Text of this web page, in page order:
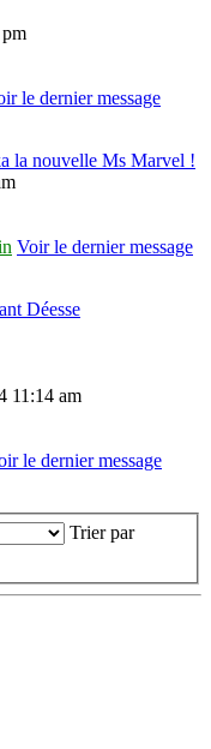
le dernier message
la nouvelle Ms Marvel !
Voir le dernier message
Déesse
11:14 am
le dernier message
Trier par